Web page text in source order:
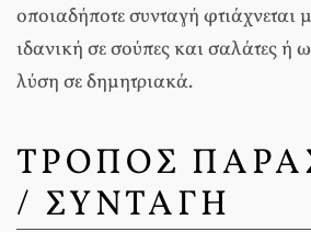
οποιαδήποτε συνταγή φτιάχνεται
ιδανική σε σούπες και σαλάτες ή
λύση σε δημητριακά.
ΤΡΟΠΟΣ
/ ΣΥΝΤΑΓΗ